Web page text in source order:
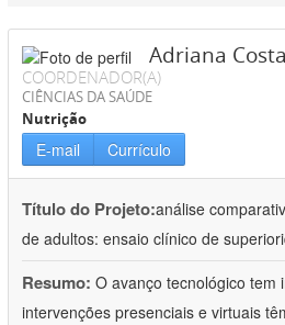
Adriana
COORDENADOR(A)
CIÊNCIAS DA SAÚDE
Nutrição
E-mail Currículo
Título do Projeto:análise
de adultos: ensaio clínico de
Resumo: O avanço tecnológico tem
intervenções presenciais e virtuais